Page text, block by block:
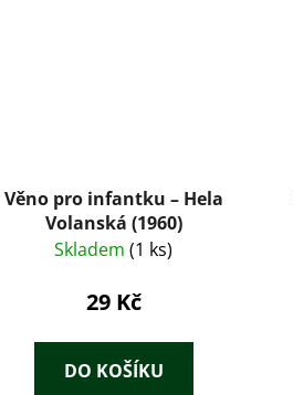
Věno pro infantku – Hela
Volanská (1960)
Skladem(1 ks)
29 Kč
DO KOŠÍKU